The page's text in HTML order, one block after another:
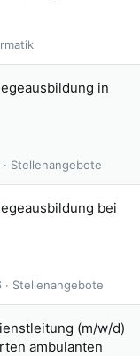
in
Stellenangebote
bei
Stellenangebote
(m/w/d)
ambulanten